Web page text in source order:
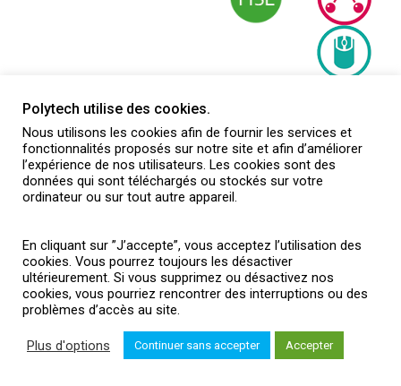
Innovations en conception et
matériaux
Smart building
Polytech utilise des cookies.
Nous utilisons les cookies afin de fournir les services et
fonctionnalités proposés sur notre site et afin d’améliorer
l’expérience de nos utilisateurs. Les cookies sont des
données qui sont téléchargés ou stockés sur votre
ordinateur ou sur tout autre appareil.
En cliquant sur ”J’accepte”, vous acceptez l’utilisation des
cookies. Vous pourrez toujours les désactiver
ultérieurement. Si vous supprimez ou désactivez nos
cookies, vous pourriez rencontrer des interruptions ou des
problèmes d’accès au site.
Plus d'options Continuer sans accepter Accepter